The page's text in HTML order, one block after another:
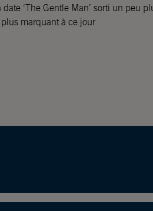
‘The Gentle Man’ sorti un peu
marquant à ce jour